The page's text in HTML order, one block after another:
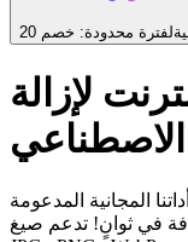
لإزالة
الاصطناعي
المجانية المدعومة
في ثوانٍ! تدعم صيغ